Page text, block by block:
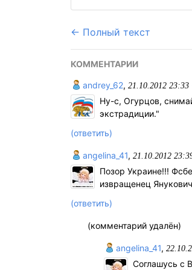
← Полный текст
КОММЕНТАРИИ
andrey_62, 21.10.2012 23:33
Ну-с, Огурцов,
экстрадиции."
(ответить)
angelina_41, 21.10.2012
Позор Украине!!!
извращенец
(ответить)
(комментарий удалён)
angelina_41,
Соглашусь с